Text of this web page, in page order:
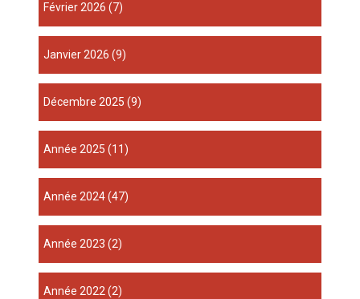
février 2026 (7)
janvier 2026 (9)
décembre 2025 (9)
année 2025 (11)
année 2024(47)
année 2023 (2)
année 2022 (2)